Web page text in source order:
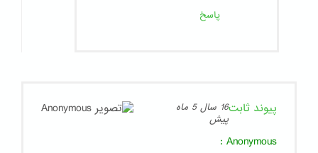
پاسخ
پیوند ثابت
16 سال 5 ماه
پیش
Anonymous
: